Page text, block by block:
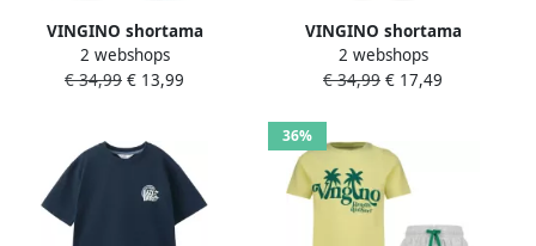
VINGINO shortama
WALBERTO zwart blauw
Jongens Katoen Ronde hals
2 webshops
€ 34,99 € 13,99
VINGINO shortama
WALBERTO donkerblauw
army Jongens Katoen Ronde
2 webshops
€ 34,99 € 17,49
36%